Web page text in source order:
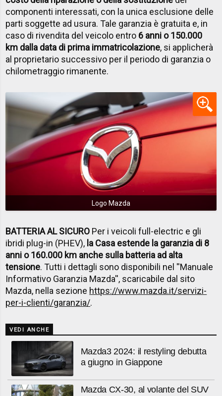
componenti interessati, con la unica esclusione delle
parti soggette ad usura. Tale garanzia è gratuita e, in
caso di rivendita del veicolo entro 6 anni o 150.000
km dalla data di prima immatricolazione, si applicherà
al proprietario successivo per il periodo di garanzia o
chilometraggio rimanente.
Logo Mazda
BATTERIA AL SICURO Per i veicoli full-electric e gli
ibridi plug-in (PHEV), la Casa estende la garanzia di 8
anni o 160.000 km anche sulla batteria ad alta
tensione. Tutti i dettagli sono disponibili nel ''Manuale
Informativo Garanzia Mazda'', scaricabile dal sito
Mazda, nella sezione https://www.mazda.it/servizi-
per-i-clienti/garanzia/.
VEDI ANCHE
Mazda3 2024: il restyling debutta
a giugno in Giappone
Mazda CX-30, al volante del SUV